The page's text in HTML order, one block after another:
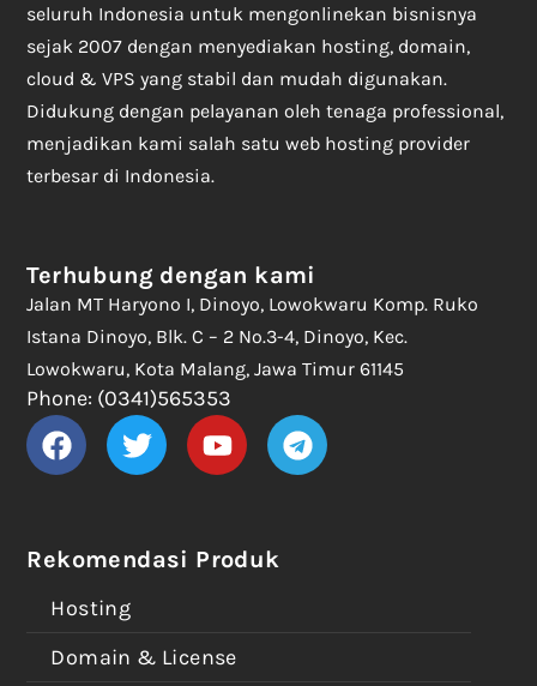
seluruh Indonesia untuk mengonlinekan bisnisnya
sejak 2007 dengan menyediakan hosting, domain,
cloud & VPS yang stabil dan mudah digunakan.
Didukung dengan pelayanan oleh tenaga professional,
menjadikan kami salah satu web hosting provider
terbesar di Indonesia.
Rekomendasi Produk
Hosting
Domain & License
Terhubung dengan kami
Jalan MT Haryono I, Dinoyo, Lowokwaru Komp. Ruko
Istana Dinoyo, Blk. C – 2 No.3-4, Dinoyo, Kec.
Lowokwaru, Kota Malang, Jawa Timur 61145
Phone: (0341)565353